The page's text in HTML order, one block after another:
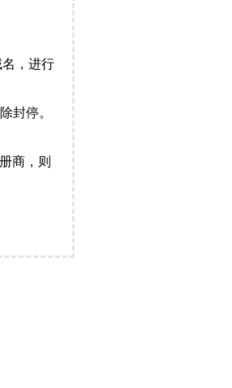
名，进行
封停。
商，则